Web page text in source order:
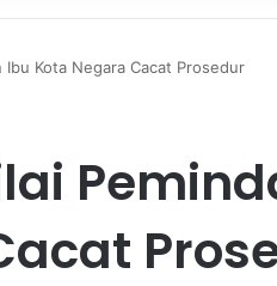
Ibu Kota Negara Cacat Prosedur